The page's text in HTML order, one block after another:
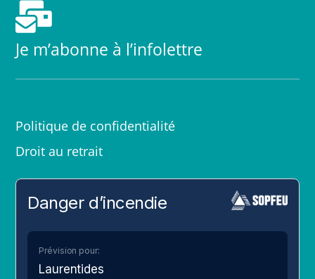

Je m’abonne à l’infolettre
Politique de confidentialité
Droit au retrait
Danger d’incendie
Prévision pour:
Laurentides